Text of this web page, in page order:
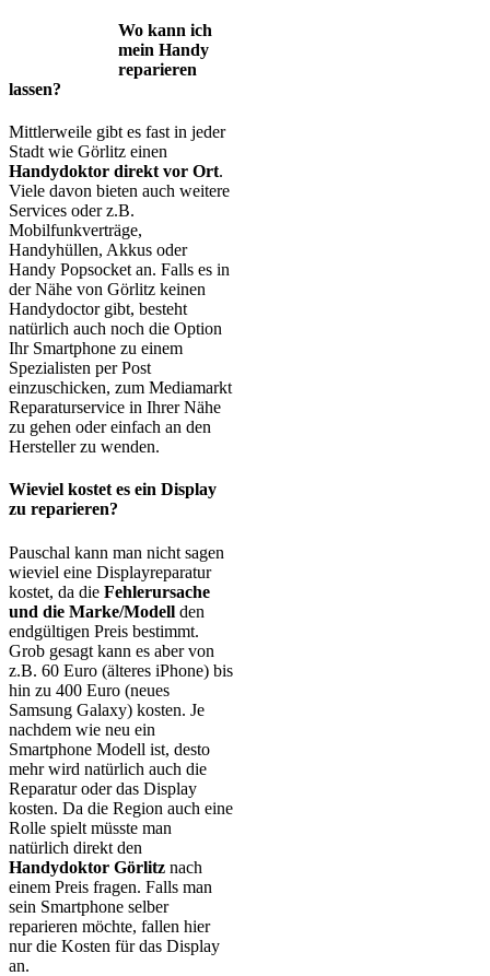
Wo kann ich
mein Handy
reparieren
lassen?
Mittlerweile gibt es fast in jeder
Stadt wie Görlitz einen
Handydoktor direkt vor Ort.
Viele davon bieten auch weitere
Services oder z.B.
Mobilfunkverträge,
Handyhüllen, Akkus oder
Handy Popsocket an. Falls es in
der Nähe von Görlitz keinen
Handydoctor gibt, besteht
natürlich auch noch die Option
Ihr Smartphone zu einem
Spezialisten per Post
einzuschicken, zum Mediamarkt
Reparaturservice in Ihrer Nähe
zu gehen oder einfach an den
Hersteller zu wenden.
Wieviel kostet es ein Display
zu reparieren?
Pauschal kann man nicht sagen
wieviel eine Displayreparatur
kostet, da die Fehlerursache
und die Marke/Modell den
endgültigen Preis bestimmt.
Grob gesagt kann es aber von
z.B. 60 Euro (älteres iPhone) bis
hin zu 400 Euro (neues
Samsung Galaxy) kosten. Je
nachdem wie neu ein
Smartphone Modell ist, desto
mehr wird natürlich auch die
Reparatur oder das Display
kosten. Da die Region auch eine
Rolle spielt müsste man
natürlich direkt den
Handydoktor Görlitz nach
einem Preis fragen. Falls man
sein Smartphone selber
reparieren möchte, fallen hier
nur die Kosten für das Display
an.